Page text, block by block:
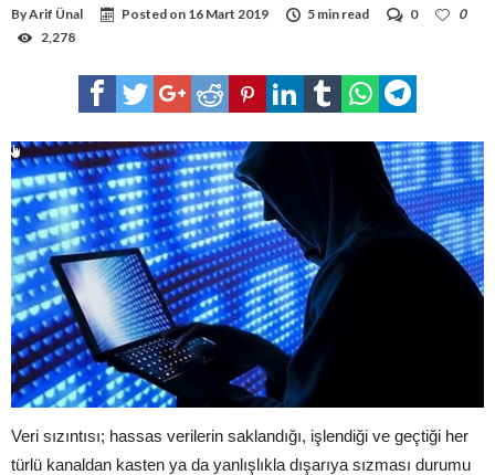
ByArif Ünal Posted on 16 Mart 2019 5 min read 0
0
2,278
Veri sızıntısı; hassas verilerin saklandığı, işlendiği ve geçtiği her
türlü kanaldan kasten ya da yanlışlıkla dışarıya sızması durumu